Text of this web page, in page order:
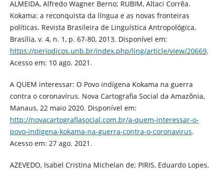
ALMEIDA, Alfredo Wagner Berno; RUBIM, Altaci Corrêa.
Kokama: a reconquista da língua e as novas fronteiras
políticas. Revista Brasileira de Linguística Antropológica,
Brasília, v. 4, n. 1, p. 67-80, 2013. Disponível em:
https://periodicos.unb.br/index.php/ling/article/view/20669.
Acesso em: 10 ago. 2021.
A QUEM interessar: O Povo indígena Kokama na guerra
contra o coronavírus. Nova Cartografia Social da Amazônia,
Manaus, 22 maio 2020. Disponível em:
http://novacartografiasocial.com.br/a-quem-interessar-o-
povo-indigena-kokama-na-guerra-contra-o-coronavirus.
Acesso em: 27 ago. 2021.
AZEVEDO, Isabel Cristina Michelan de; PIRIS, Eduardo Lopes.